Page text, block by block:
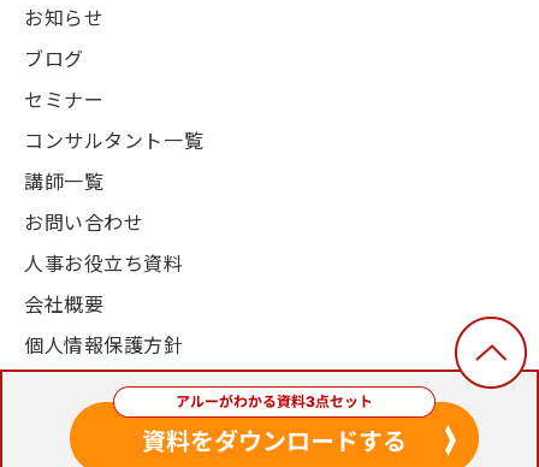
お知らせ
ブログ
セミナー
コンサルタント一覧
講師一覧
お問い合わせ
人事お役立ち資料
会社概要
個人情報保護方針
© 2003-2024, Alue Co., Ltd. All Rights Reserved.